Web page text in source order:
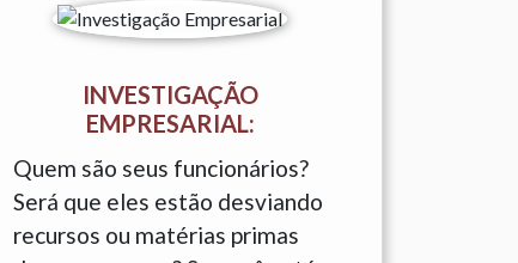
INVESTIGAÇÃO
EMPRESARIAL:
Quem são seus funcionários?
Será que eles estão desviando
recursos ou matérias primas